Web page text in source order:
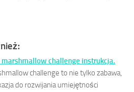
marshmallow challenge instrukcja.
challenge to nie tylko zabawa,
do rozwijania umiejętności